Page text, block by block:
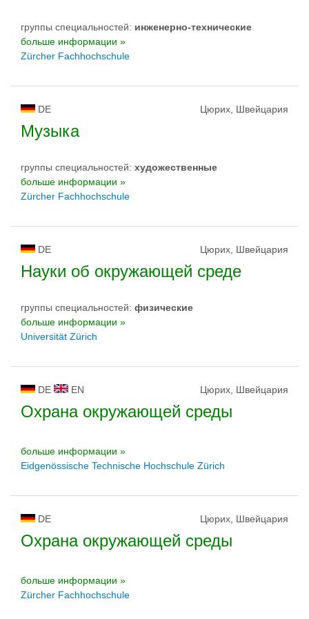
группы специальностей: инженерно-техническиe
больше информации »
Zürcher Fachhochschule
DE Цюрих, Швейцария
Музыка
группы специальностей: художественные
больше информации »
Zürcher Fachhochschule
DE Цюрих, Швейцария
Науки об окружающей среде
группы специальностей: физическиe
больше информации »
Universität Zürich
DE EN Цюрих, Швейцария
Охрана окружающей среды
больше информации »
Eidgenössische Technische Hochschule Zürich
DE Цюрих, Швейцария
Охрана окружающей среды
больше информации »
Zürcher Fachhochschule